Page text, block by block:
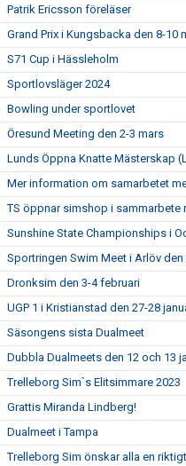
Patrik Ericsson föreläser
Grand Prix i Kungsbacka den 8-10
S71 Cup i Hässleholm
Sportlovsläger 2024
Bowling under sportlovet
Öresund Meeting den 2-3 mars
Lunds Öppna Knatte Mästerskap
Mer information om samarbetet
TS öppnar simshop i sammarbete
Sunshine State Championships i
Sportringen Swim Meet i Arlöv
Dronksim den 3-4 februari
UGP 1 i Kristianstad den 27-28
Säsongens sista Dualmeet
Dubbla Dualmeets den 12 och 13
Trelleborg Sim`s Elitsimmare 2023
Grattis Miranda Lindberg!
Dualmeet i Tampa
Trelleborg Sim önskar alla en